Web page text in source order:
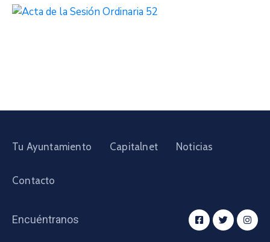
Tu Ayuntamiento Capitalnet Noticias
Contacto
Encuéntranos